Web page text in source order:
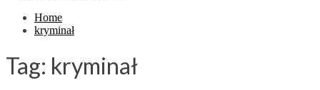
Home
kryminał
Tag: kryminał